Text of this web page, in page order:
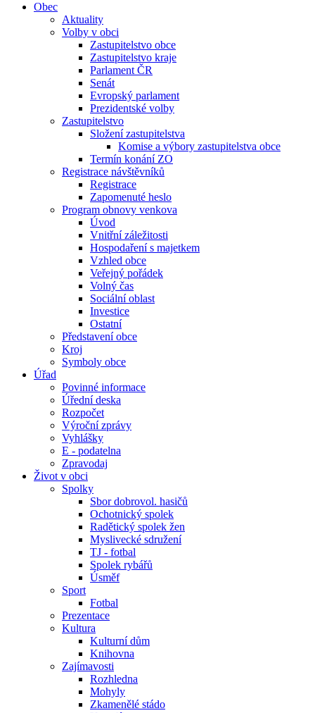
Obec
Aktuality
Volby v obci
Zastupitelstvo obce
Zastupitelstvo kraje
Parlament ČR
Senát
Evropský parlament
Prezidentské volby
Zastupitelstvo
Složení zastupitelstva
Komise a výbory zastupitelstva obce
Termín konání ZO
Registrace návštěvníků
Registrace
Zapomenuté heslo
Program obnovy venkova
Úvod
Vnitřní záležitosti
Hospodaření s majetkem
Vzhled obce
Veřejný pořádek
Volný čas
Sociální oblast
Investice
Ostatní
Představení obce
Kroj
Symboly obce
Úřad
Povinné informace
Úřední deska
Rozpočet
Výroční zprávy
Vyhlášky
E - podatelna
Zpravodaj
Život v obci
Spolky
Sbor dobrovol. hasičů
Ochotnický spolek
Radětický spolek žen
Myslivecké sdružení
TJ - fotbal
Spolek rybářů
Úsměf
Sport
Fotbal
Prezentace
Kultura
Kulturní dům
Knihovna
Zajímavosti
Rozhledna
Mohyly
Zkamenělé stádo